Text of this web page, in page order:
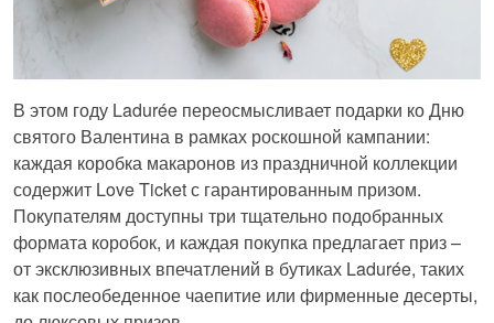
В этом году Ladurée переосмысливает подарки ко Дню
святого Валентина в рамках роскошной кампании:
каждая коробка макаронов из праздничной коллекции
содержит Love Ticket с гарантированным призом.
Покупателям доступны три тщательно подобранных
формата коробок, и каждая покупка предлагает приз –
от эксклюзивных впечатлений в бутиках Ladurée, таких
как послеобеденное чаепитие или фирменные десерты,